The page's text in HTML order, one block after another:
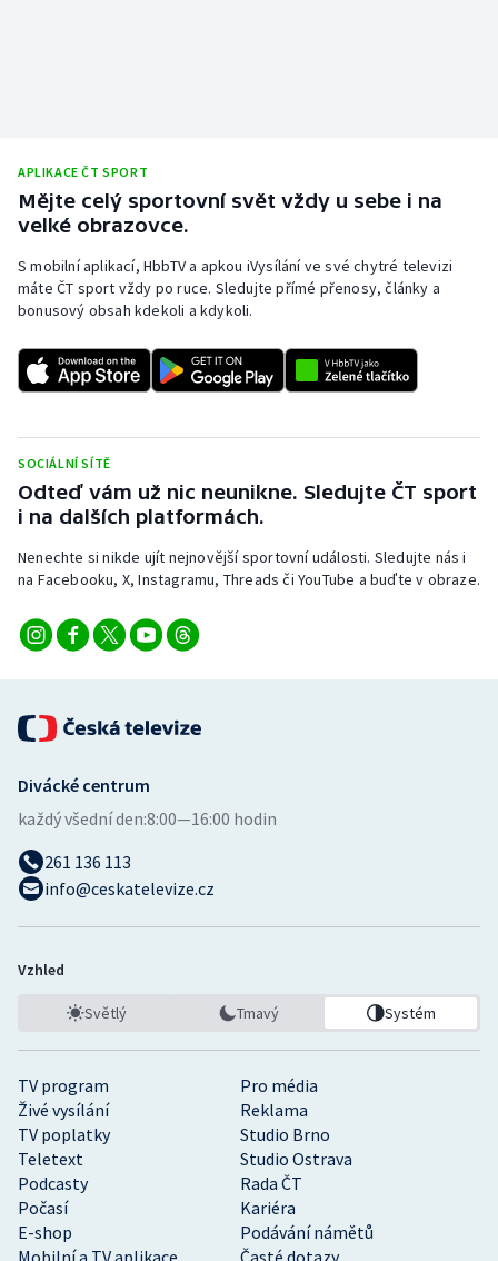
APLIKACE ČT SPORT
Mějte celý sportovní svět vždy u sebe i na
velké obrazovce.
S mobilní aplikací, HbbTV a apkou iVysílání ve své chytré televizi
máte ČT sport vždy po ruce. Sledujte přímé přenosy, články a
bonusový obsah kdekoli a kdykoli.
SOCIÁLNÍ SÍTĚ
Odteď vám už nic neunikne. Sledujte ČT sport
i na dalších platformách.
Nenechte si nikde ujít nejnovější sportovní události. Sledujte nás i
na Facebooku, X, Instagramu, Threads či YouTube a buďte v obraze.
TV program
Pro média
Živé vysílání
Reklama
TV poplatky
Studio Brno
Teletext
Studio Ostrava
Podcasty
Rada ČT
Počasí
Kariéra
E-shop
Podávání námětů
Divácké centrum
každý všední den:8:00—16:00 hodin
261 136 113
info@ceskatelevize.cz
Vzhled
Světlý Tmavý Systém